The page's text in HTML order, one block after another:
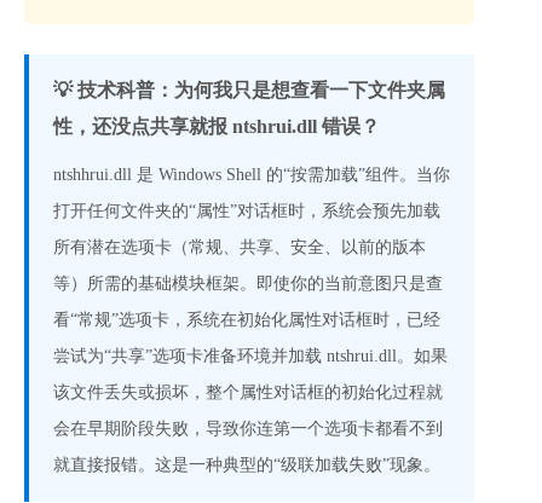
💡 技术科普：为何我只是想查看一下文件夹属
性，还没点共享就报 ntshrui.dll 错误？
ntshhrui.dll 是 Windows Shell 的“按需加载”组件。当你
打开任何文件夹的“属性”对话框时，系统会预先加载
所有潜在选项卡（常规、共享、安全、以前的版本
等）所需的基础模块框架。即使你的当前意图只是查
看“常规”选项卡，系统在初始化属性对话框时，已经
尝试为“共享”选项卡准备环境并加载 ntshrui.dll。如果
该文件丢失或损坏，整个属性对话框的初始化过程就
会在早期阶段失败，导致你连第一个选项卡都看不到
就直接报错。这是一种典型的“级联加载失败”现象。